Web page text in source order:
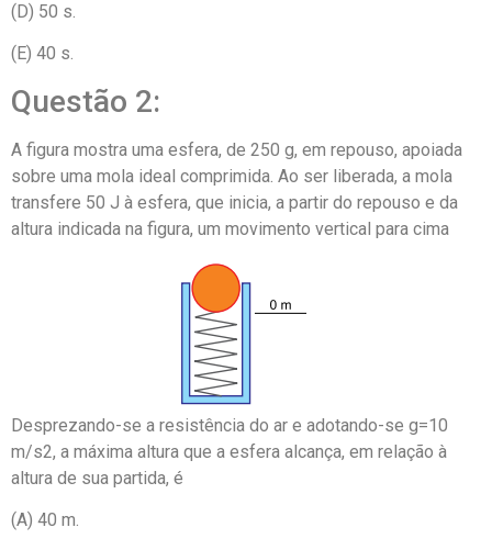
(D) 50 s.
(E) 40 s.
Questão 2:
A figura mostra uma esfera, de 250 g, em repouso, apoiada
sobre uma mola ideal comprimida. Ao ser liberada, a mola
transfere 50 J à esfera, que inicia, a partir do repouso e da
altura indicada na figura, um movimento vertical para cima
Desprezando-se a resistência do ar e adotando-se g=10
m/s2, a máxima altura que a esfera alcança, em relação à
altura de sua partida, é
(A) 40 m.